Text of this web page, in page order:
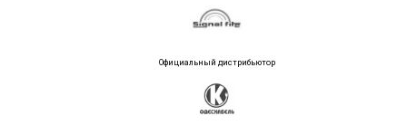
Официальный дистрибьютор